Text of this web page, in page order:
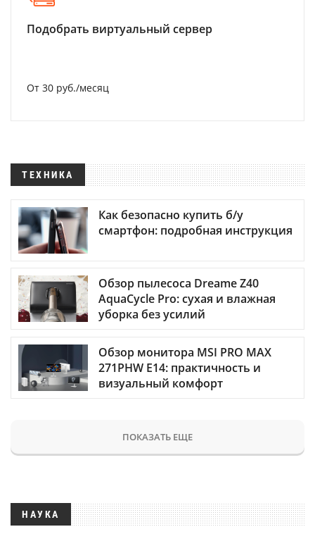
Подобрать виртуальный сервер
От 30 руб./месяц
ТЕХНИКА
Как безопасно купить б/у
смартфон: подробная инструкция
Обзор пылесоса Dreame Z40
AquaCycle Pro: сухая и влажная
уборка без усилий
Обзор монитора MSI PRO MAX
271PHW E14: практичность и
визуальный комфорт
ПОКАЗАТЬ ЕЩЕ
НАУКА